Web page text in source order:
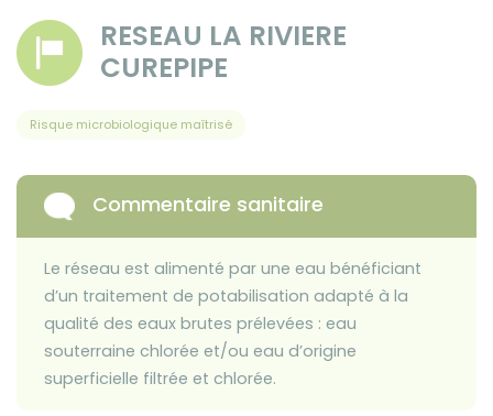
RESEAU LA RIVIERE
CUREPIPE
Risque microbiologique maîtrisé
Commentaire sanitaire
Le réseau est alimenté par une eau bénéficiant
d’un traitement de potabilisation adapté à la
qualité des eaux brutes prélevées : eau
souterraine chlorée et/ou eau d’origine
superficielle filtrée et chlorée.